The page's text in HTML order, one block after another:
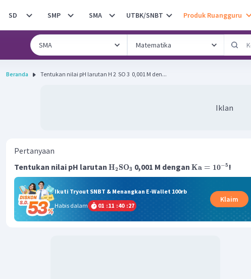
SD SMP SMA UTBK/SNBT Produk Ruangguru
Beranda Tentukan nilai pH larutan H 2 ​ SO 3 ​ 0,001 M den...
Iklan
Pertanyaan
Tentukan nilai pH larutan H2 SO3 0,001 M dengan Ka = 10−5!
Ikuti Tryout SNBT & Menangkan E-Wallet 100rb
Habis dalam
01 :11 :40 :26
Klaim